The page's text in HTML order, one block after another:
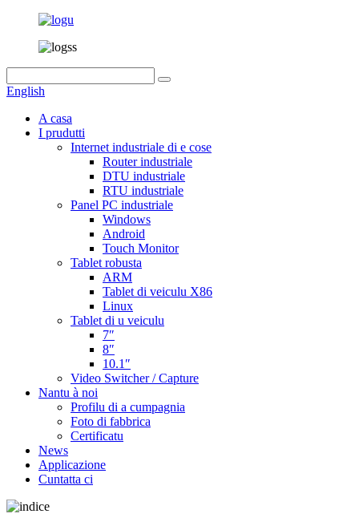
English
A casa
I prudutti
Internet industriale di e cose
Router industriale
DTU industriale
RTU industriale
Panel PC industriale
Windows
Android
Touch Monitor
Tablet robusta
ARM
Tablet di veiculu X86
Linux
Tablet di u veiculu
7″
8″
10.1″
Video Switcher / Capture
Nantu à noi
Profilu di a cumpagnia
Foto di fabbrica
Certificatu
News
Applicazione
Cuntatta ci